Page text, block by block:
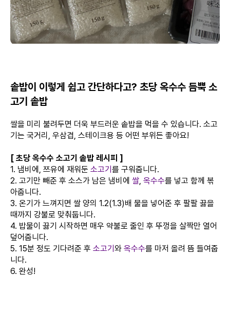
솥밥이 이렇게 쉽고 간단하다고? 초당 옥수수 듬뿍 소
고기 솥밥
쌀을 미리 불려두면 더욱 부드러운 솥밥을 먹을 수 있습니다. 소고
기는 국거리, 우삼겹, 스테이크용 등 어떤 부위든 좋아요!
[ 초당 옥수수 소고기 솥밥 레시피 ]
1. 냄비에, 쯔유에 재워둔 소고기를 구워줍니다.
2. 고기만 빼준 후 소스가 남은 냄비에 쌀, 옥수수를 넣고 함께 볶
아줍니다.
3. 온기가 느껴지면 쌀 양의 1.2(1.3)배 물을 넣어준 후 팔팔 끓을
때까지 강불로 맞춰둡니다.
4. 밥물이 끓기 시작하면 매우 약불로 줄인 후 뚜껑을 살짝만 열어
덮어줍니다.
5. 15분 정도 기다려준 후 소고기와 옥수수를 마저 올려 뜸 들여줍
니다.
6. 완성!